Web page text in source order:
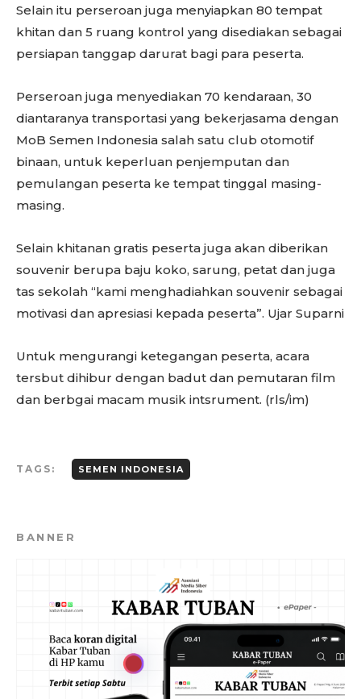
Selain itu perseroan juga menyiapkan 80 tempat
khitan dan 5 ruang kontrol yang disediakan sebagai
persiapan tanggap darurat bagi para peserta.
Perseroan juga menyediakan 70 kendaraan, 30
diantaranya transportasi yang bekerjasama dengan
MoB Semen Indonesia salah satu club otomotif
binaan, untuk keperluan penjemputan dan
pemulangan peserta ke tempat tinggal masing-
masing.
Selain khitanan gratis peserta juga akan diberikan
souvenir berupa baju koko, sarung, petat dan juga
tas sekolah “kami menghadiahkan souvenir sebagai
motivasi dan apresiasi kepada peserta”. Ujar Suparni
Untuk mengurangi ketegangan peserta, acara
tersbut dihibur dengan badut dan pemutaran film
dan berbgai macam musik intsrument. (rls/im)
TAGS: SEMEN INDONESIA
BANNER